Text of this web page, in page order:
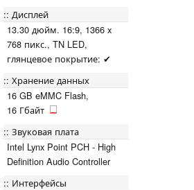
Дисплей
13.30 дюйм. 16:9, 1366 x
768 пикс., TN LED,
глянцевое покрытие: ✔
Хранение данных
16 GB eMMC Flash,
16 Гбайт
Звуковая плата
Intel Lynx Point PCH - High
Definition Audio Controller
Интерфейсы